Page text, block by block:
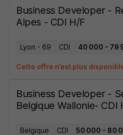
Business Developer -
Alpes - CDI H/F
Lyon - 69 CDI 40 000 - 79
Cette offre n’est plus
Business Developer -
Belgique Wallonie- CDI
Belgique CDI 50 000 - 80